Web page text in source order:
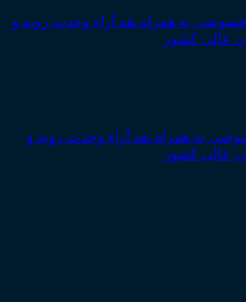
به همراه نقد آراء وحدت رویه و
عالی کشور